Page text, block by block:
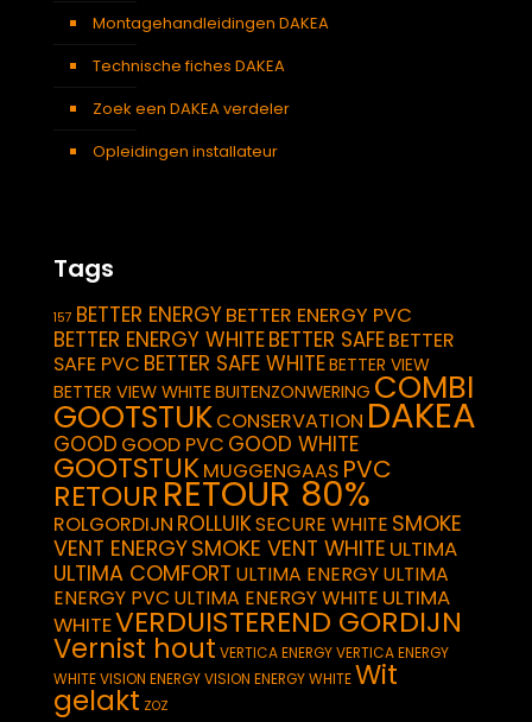
Montagehandleidingen DAKEA
Technische fiches DAKEA
Zoek een DAKEA verdeler
Opleidingen installateur
Tags
157 BETTER ENERGYBETTER ENERGY PVC
BETTER ENERGY WHITEBETTER SAFEBETTER
SAFE PVC BETTER SAFE WHITEBETTER VIEW
BETTER VIEW WHITEBUITENZONWERING COMBI
GOOTSTUKCONSERVATION DAKEA
GOOD GOOD PVC GOOD WHITE
GOOTSTUKMUGGENGAAS PVC
RETOUR RETOUR 80%
ROLGORDIJN ROLLUIKSECURE WHITE SMOKE
VENT ENERGYSMOKE VENT WHITE ULTIMA
ULTIMA COMFORT ULTIMA ENERGYULTIMA
ENERGY PVC ULTIMA ENERGY WHITE ULTIMA
WHITEVERDUISTEREND GORDIJN
Vernist hout VERTICA ENERGYVERTICA ENERGY
WHITEVISION ENERGYVISION ENERGY WHITEWit
gelakt ZOZ